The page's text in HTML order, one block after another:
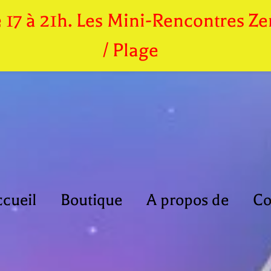
Boutique A propos de
à 21h. Les Mini-Rencontres
/ Plage